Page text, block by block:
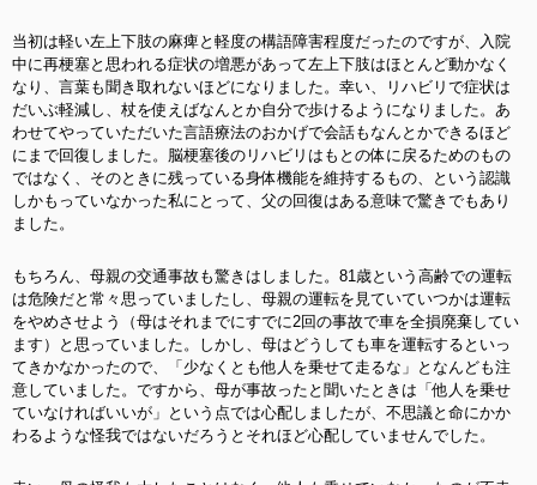
当初は軽い左上下肢の麻痺と軽度の構語障害程度だったのですが、入院
中に再梗塞と思われる症状の増悪があって左上下肢はほとんど動かなく
なり、言葉も聞き取れないほどになりました。幸い、リハビリで症状は
だいぶ軽減し、杖を使えばなんとか自分で歩けるようになりました。あ
わせてやっていただいた言語療法のおかげで会話もなんとかできるほど
にまで回復しました。脳梗塞後のリハビリはもとの体に戻るためのもの
ではなく、そのときに残っている身体機能を維持するもの、という認識
しかもっていなかった私にとって、父の回復はある意味で驚きでもあり
ました。
もちろん、母親の交通事故も驚きはしました。81歳という高齢での運転
は危険だと常々思っていましたし、母親の運転を見ていていつかは運転
をやめさせよう（母はそれまでにすでに2回の事故で車を全損廃棄してい
ます）と思っていました。しかし、母はどうしても車を運転するといっ
てきかなかったので、「少なくとも他人を乗せて走るな」となんども注
意していました。ですから、母が事故ったと聞いたときは「他人を乗せ
ていなければいいが」という点では心配しましたが、不思議と命にかか
わるような怪我ではないだろうとそれほど心配していませんでした。